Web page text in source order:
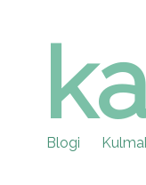
Skip
content
Blogi